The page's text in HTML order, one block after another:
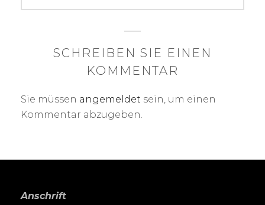
SCHREIBEN SIE EINEN
KOMMENTAR
Sie müssen angemeldet sein, um einen
Kommentar abzugeben.
Anschrift